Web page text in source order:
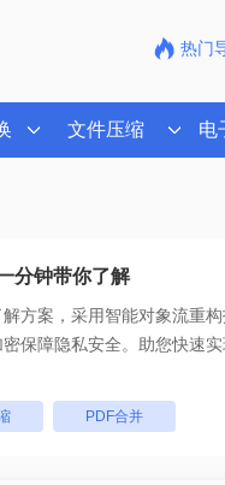
热门
文件压缩 电
分钟带你了解
解方案，采用智能对象流重
处理， 全链路 SSL 加密保障隐私安全。助您快速
PDF合并